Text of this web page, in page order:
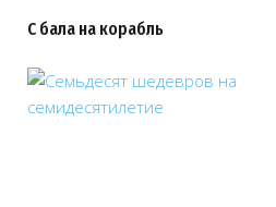
С бала на корабль